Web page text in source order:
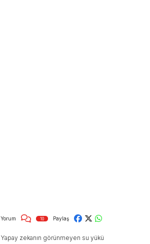
Yorum 10 Paylaş
Yapay zekanın görünmeyen su yükü